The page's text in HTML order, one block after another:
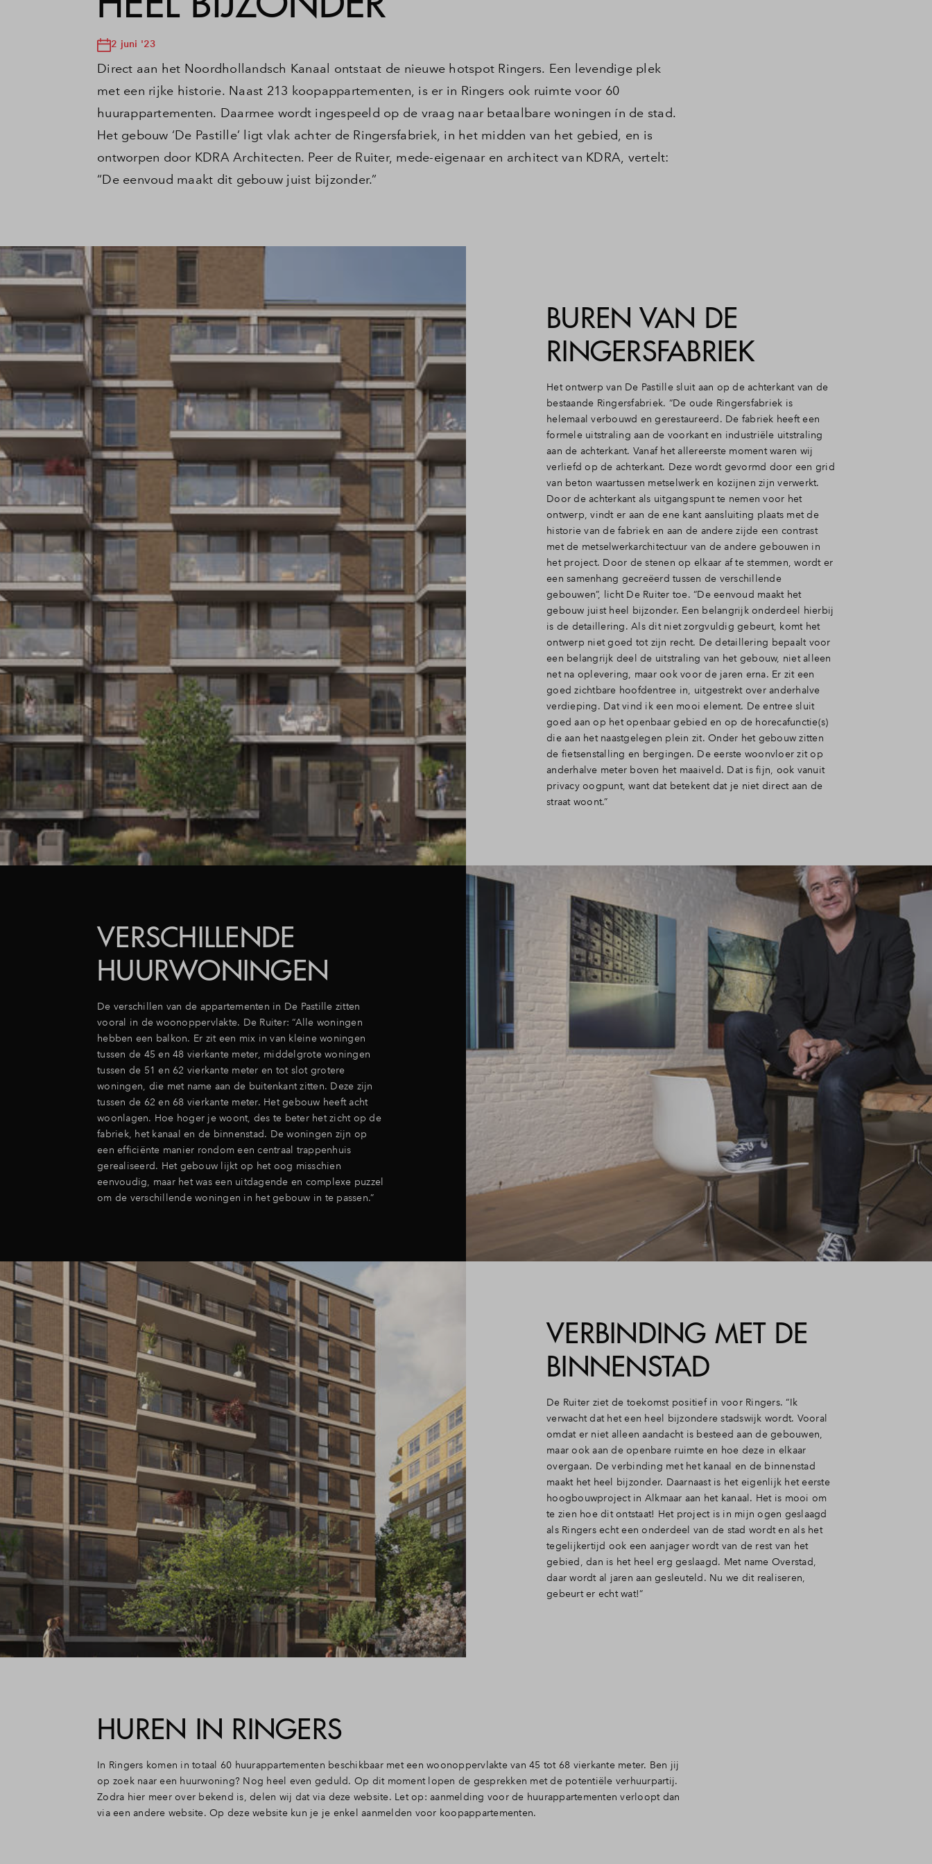
2 juni '23
Direct aan het Noordhollandsch Kanaal ontstaat de nieuwe hotspot Ringers. Een levendige plek
met een rijke historie. Naast 213 koopappartementen, is er in Ringers ook ruimte voor 60
huurappartementen. Daarmee wordt ingespeeld op de vraag naar betaalbare woningen ín de stad.
Het gebouw ‘De Pastille’ ligt vlak achter de Ringersfabriek, in het midden van het gebied, en is
ontworpen door KDRA Architecten. Peer de Ruiter, mede-eigenaar en architect van KDRA, vertelt:
“De eenvoud maakt dit gebouw juist bijzonder.”
BUREN VAN DE
RINGERSFABRIEK
Het ontwerp van De Pastille sluit aan op de achterkant van de
bestaande Ringersfabriek. “De oude Ringersfabriek is
helemaal verbouwd en gerestaureerd. De fabriek heeft een
formele uitstraling aan de voorkant en industriële uitstraling
aan de achterkant. Vanaf het allereerste moment waren wij
verliefd op de achterkant. Deze wordt gevormd door een grid
van beton waartussen metselwerk en kozijnen zijn verwerkt.
Door de achterkant als uitgangspunt te nemen voor het
ontwerp, vindt er aan de ene kant aansluiting plaats met de
historie van de fabriek en aan de andere zijde een contrast
met de metselwerkarchitectuur van de andere gebouwen in
het project. Door de stenen op elkaar af te stemmen, wordt er
een samenhang gecreëerd tussen de verschillende
gebouwen”, licht De Ruiter toe. “De eenvoud maakt het
gebouw juist heel bijzonder. Een belangrijk onderdeel hierbij
is de detaillering. Als dit niet zorgvuldig gebeurt, komt het
ontwerp niet goed tot zijn recht. De detaillering bepaalt voor
een belangrijk deel de uitstraling van het gebouw, niet alleen
net na oplevering, maar ook voor de jaren erna. Er zit een
goed zichtbare hoofdentree in, uitgestrekt over anderhalve
verdieping. Dat vind ik een mooi element. De entree sluit
goed aan op het openbaar gebied en op de horecafunctie(s)
die aan het naastgelegen plein zit. Onder het gebouw zitten
de fietsenstalling en bergingen. De eerste woonvloer zit op
anderhalve meter boven het maaiveld. Dat is fijn, ook vanuit
privacy oogpunt, want dat betekent dat je niet direct aan de
straat woont.”
VERSCHILLENDE
HUURWONINGEN
De verschillen van de appartementen in De Pastille zitten
vooral in de woonoppervlakte. De Ruiter: “Alle woningen
hebben een balkon. Er zit een mix in van kleine woningen
tussen de 45 en 48 vierkante meter, middelgrote woningen
tussen de 51 en 62 vierkante meter en tot slot grotere
woningen, die met name aan de buitenkant zitten. Deze zijn
tussen de 62 en 68 vierkante meter. Het gebouw heeft acht
woonlagen. Hoe hoger je woont, des te beter het zicht op de
fabriek, het kanaal en de binnenstad. De woningen zijn op
een efficiënte manier rondom een centraal trappenhuis
gerealiseerd. Het gebouw lijkt op het oog misschien
eenvoudig, maar het was een uitdagende en complexe puzzel
om de verschillende woningen in het gebouw in te passen.”
VERBINDING MET DE
BINNENSTAD
De Ruiter ziet de toekomst positief in voor Ringers. “Ik
verwacht dat het een heel bijzondere stadswijk wordt. Vooral
omdat er niet alleen aandacht is besteed aan de gebouwen,
maar ook aan de openbare ruimte en hoe deze in elkaar
overgaan. De verbinding met het kanaal en de binnenstad
maakt het heel bijzonder. Daarnaast is het eigenlijk het eerste
hoogbouwproject in Alkmaar aan het kanaal. Het is mooi om
te zien hoe dit ontstaat! Het project is in mijn ogen geslaagd
als Ringers echt een onderdeel van de stad wordt en als het
tegelijkertijd ook een aanjager wordt van de rest van het
gebied, dan is het heel erg geslaagd. Met name Overstad,
daar wordt al jaren aan gesleuteld. Nu we dit realiseren,
gebeurt er echt wat!”
HUREN IN RINGERS
In Ringers komen in totaal 60 huurappartementen beschikbaar met een woonoppervlakte van 45 tot 68 vierkante meter. Ben jij
op zoek naar een huurwoning? Nog heel even geduld. Op dit moment lopen de gesprekken met de potentiële verhuurpartij.
Zodra hier meer over bekend is, delen wij dat via deze website. Let op: aanmelding voor de huurappartementen verloopt dan
via een andere website. Op deze website kun je je enkel aanmelden voor koopappartementen.